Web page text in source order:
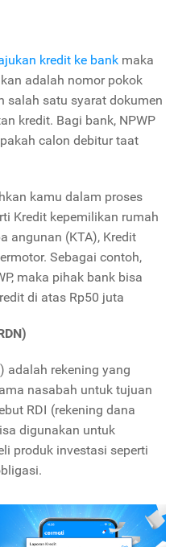
kredit ke bank maka
adalah nomor pokok
salah satu syarat dokumen
kredit. Bagi bank, NPWP
calon debitur taat
kamu dalam proses
Kredit kepemilikan rumah
angunan (KTA), Kredit
Sebagai contoh,
maka pihak bank bisa
di atas Rp50 juta
adalah rekening yang
nasabah untuk tujuan
RDI (rekening dana
digunakan untuk
produk investasi seperti